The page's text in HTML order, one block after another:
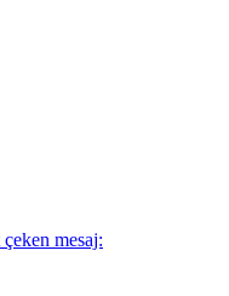
mesaj: